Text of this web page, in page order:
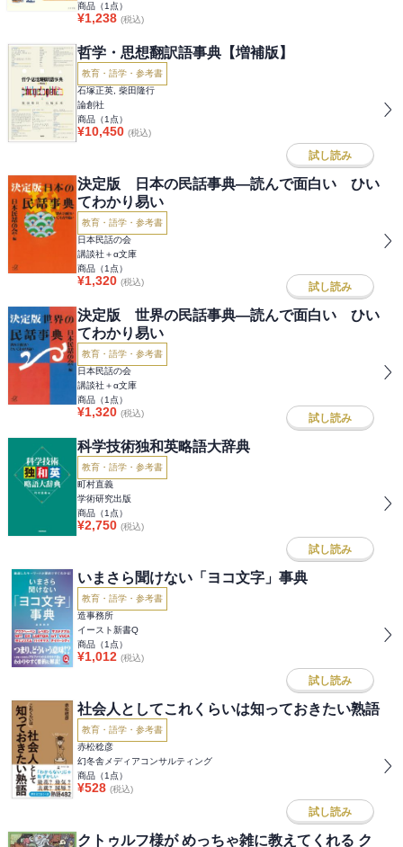
商品（1 点）
¥1,238 (税込)
哲学・思想翻訳語事典【増補版】
教育・語学・参考書
石塚正英, 柴田隆行
論創社
商品（1 点）
¥10,450 (税込)
試し読み
決定版 日本の民話事典―読んで面白い ひい
てわかり易い
教育・語学・参考書
日本民話の会
講談社＋α文庫
商品（1 点）
¥1,320 (税込) 試し読み
決定版 世界の民話事典―読んで面白い ひい
てわかり易い
教育・語学・参考書
日本民話の会
講談社＋α文庫
商品（1 点）
¥1,320 (税込) 試し読み
科学技術独和英略語大辞典
教育・語学・参考書
町村直義
学術研究出版
商品（1 点）
¥2,750 (税込)
試し読み
いまさら聞けない「ヨコ文字」事典
教育・語学・参考書
造事務所
イースト新書Q
商品（1 点）
¥1,012 (税込)
試し読み
社会人としてこれくらいは知っておきたい熟語
教育・語学・参考書
赤松稔彦
幻冬舎メディアコンサルティング
商品（1 点）
¥528 (税込)
試し読み
クトゥルフ様が めっちゃ雑に教えてくれる ク